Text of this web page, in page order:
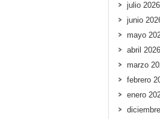
julio 2026
junio
mayo
abril 2026
marzo
febrero
enero